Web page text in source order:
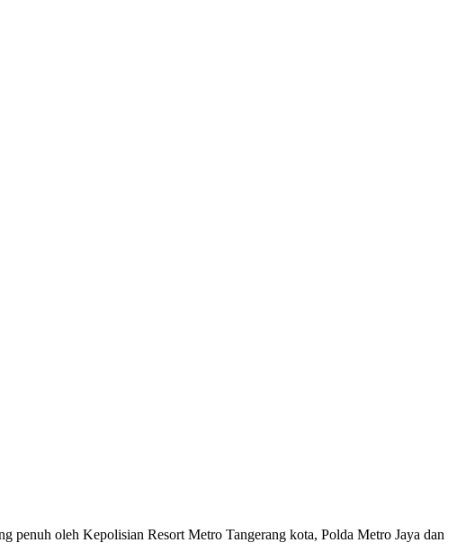
penuh oleh Kepolisian Resort Metro Tangerang kota, Polda Metro Jaya dan